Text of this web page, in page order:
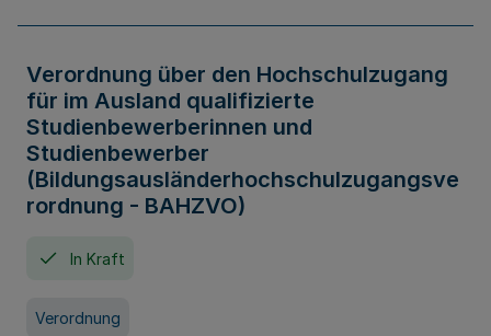
Verordnung über den Hochschulzugang
für im Ausland qualifizierte
Studienbewerberinnen und
Studienbewerber
(Bildungsausländerhochschulzugangsve
rordnung - BAHZVO)
In Kraft
Verordnung